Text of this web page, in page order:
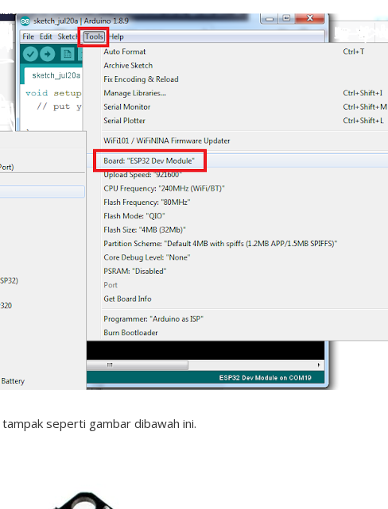
seperti gambar dibawah ini.